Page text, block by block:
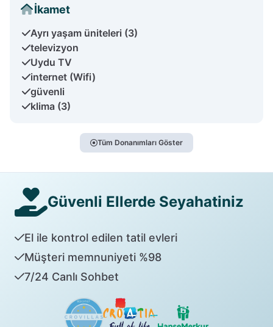
İkamet
Ayrı yaşam üniteleri (3)
televizyon
Uydu TV
internet (Wifi)
güvenli
klima (3)
Tüm Donanımları Göster
Güvenli Ellerde Seyahatiniz
El ile kontrol edilen tatil evleri
Müşteri memnuniyeti %98
7/24 Canlı Sohbet